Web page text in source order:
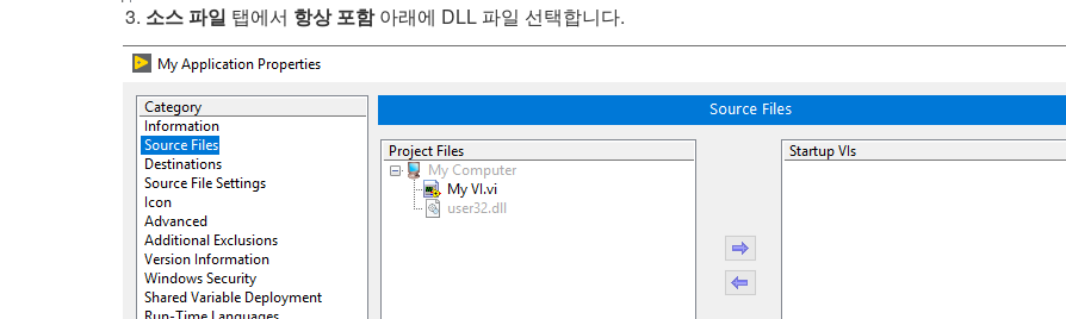
소스 파일 탭에서 항상 포함아래에 DLL 파일 선택합니다.